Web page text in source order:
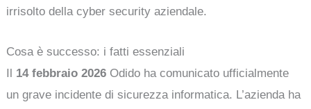
irrisolto della cyber security aziendale.
Cosa è successo: i fatti essenziali
Il 14 febbraio 2026 Odido ha comunicato ufficialmente
un grave incidente di sicurezza informatica. L’azienda ha